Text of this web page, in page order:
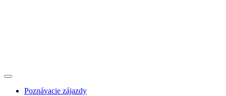
Poznávacie zájazdy